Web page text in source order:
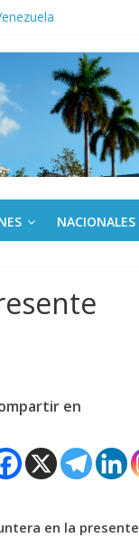
en Cuba
NO al bloqueo
en zona franca
NACIONALES
en
en la presente